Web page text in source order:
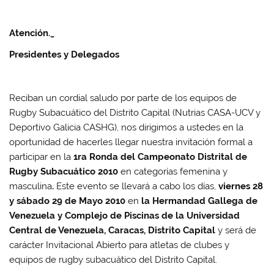
Atención._
Presidentes y Delegados
Reciban un cordial saludo por parte de los equipos de
Rugby Subacuático del Distrito Capital (Nutrias CASA-UCV y
Deportivo Galicia CASHG), nos dirigimos a ustedes en la
oportunidad de hacerles llegar nuestra invitación formal a
participar en la1ra Ronda del Campeonato Distrital de
Rugby Subacuático 2010en categorías femenina y
masculina. Este evento se llevará a cabo los días,viernes 28
y sábado 29 de Mayo 2010 en la Hermandad Gallega de
Venezuela y Complejo de Piscinas de la Universidad
Central de Venezuela, Caracas, Distrito Capital y será de
carácter Invitacional Abierto para atletas de clubes y
equipos de rugby subacuático del Distrito Capital.